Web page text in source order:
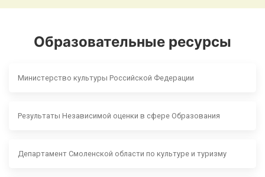
Образовательные ресурсы
Министерство культуры Российской Федерации
Результаты Независимой оценки в сфере Образования
Департамент Смоленской области по культуре и туризму